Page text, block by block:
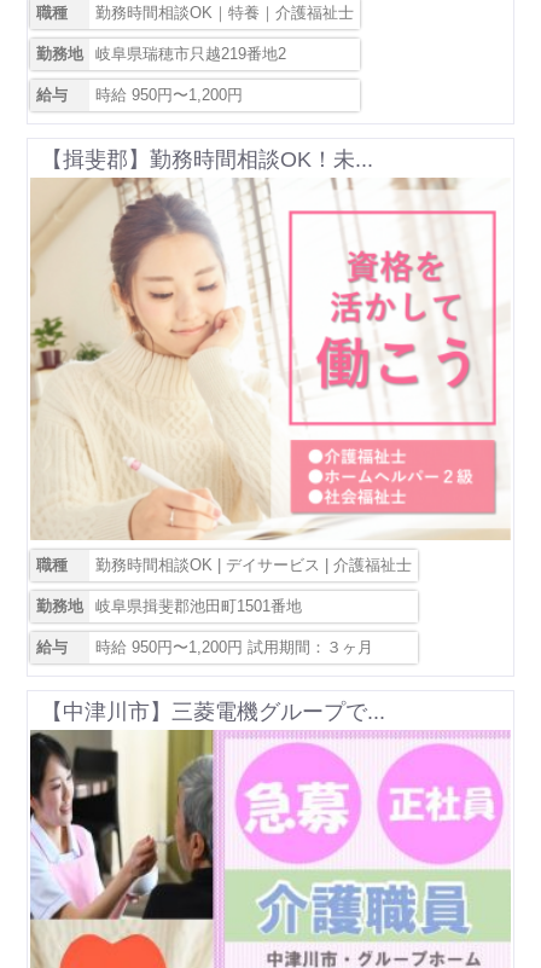
職種 勤務時間相談OK｜特養｜介護福祉士
勤務地 岐阜県瑞穂市只越219番地2
給与 時給 950円〜1,200円
【揖斐郡】勤務時間相談OK！未...
職種 勤務時間相談OK | デイサービス | 介護福祉士
勤務地 岐阜県揖斐郡池田町1501番地
給与 時給 950円〜1,200円 試用期間：３ヶ月
【中津川市】三菱電機グループで...